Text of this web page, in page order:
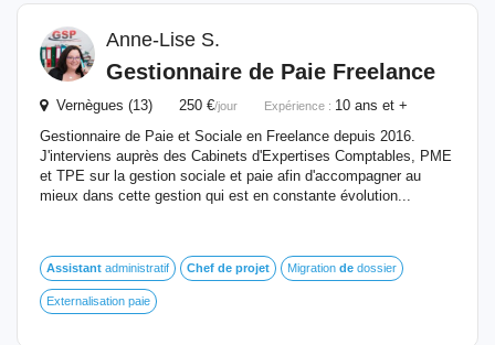
Anne-Lise S.
Gestionnaire de Paie Freelance
Vernègues (13) 250 €/jour Expérience : 10 ans et +
Gestionnaire de Paie et Sociale en Freelance depuis 2016.
J'interviens auprès des Cabinets d'Expertises Comptables, PME
et TPE sur la gestion sociale et paie afin d'accompagner au
mieux dans cette gestion qui est en constante évolution...
Assistant administratif Chef de projet Migration de dossier
Externalisation paie